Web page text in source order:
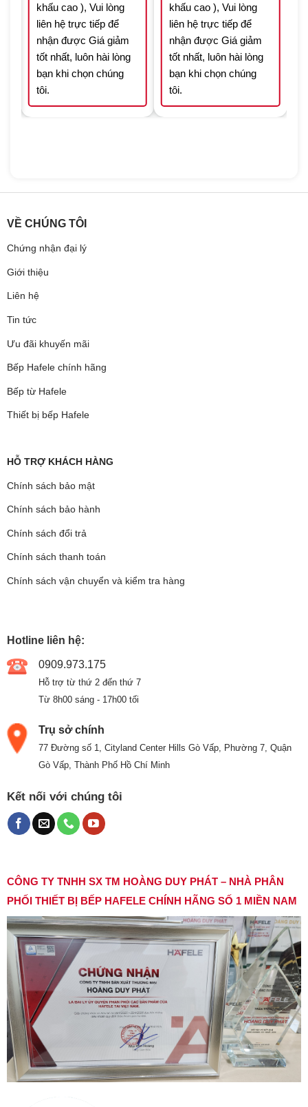
khấu cao ), Vui lòng
liên hệ trực tiếp để
nhận được Giá giảm
tốt nhất, luôn hài lòng
bạn khi chọn chúng
tôi.
khấu cao ), Vui lòng
liên hệ trực tiếp để
nhận được Giá giảm
tốt nhất, luôn hài lòng
bạn khi chọn chúng
tôi.
VỀ CHÚNG TÔI
Chứng nhận đại lý
Giới thiệu
Liên hệ
Tin tức
Ưu đãi khuyến mãi
Bếp Hafele chính hãng
Bếp từ Hafele
Thiết bị bếp Hafele
HỖ TRỢ KHÁCH HÀNG
Chính sách bảo mật
Chính sách bảo hành
Chính sách đổi trả
Chính sách thanh toán
Chính sách vận chuyển và kiểm tra hàng
Hotline liên hệ:
0909.973.175
Hỗ trợ từ thứ 2 đến thứ 7
Từ 8h00 sáng - 17h00 tối
Trụ sở chính
77 Đường số 1, Cityland Center Hills Gò Vấp, Phường 7, Quận
Gò Vấp, Thành Phố Hồ Chí Minh
Kết nối với chúng tôi
CÔNG TY TNHH SX TM HOÀNG DUY PHÁT – NHÀ PHÂN
PHỐI THIẾT BỊ BẾP HAFELE CHÍNH HÃNG SỐ 1 MIỀN NAM